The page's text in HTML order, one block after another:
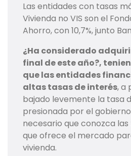
Las entidades con tasas
Vivienda no VIS son el
Ahorro, con 10,7%, junto
¿Ha considerado
final de este año?,
que las entidades
altas tasas de interés, a
bajado levemente la tasa
presionada por el
necesario que conozca
que ofrece el mercado
vivienda.